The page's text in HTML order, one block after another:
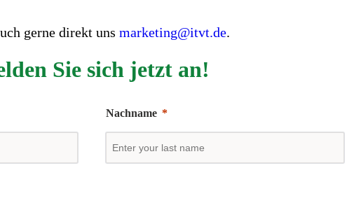
gerne direkt uns marketing@itvt.de.
Sie sich jetzt an!
Nachname